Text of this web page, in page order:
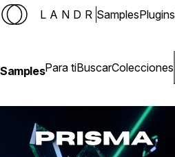
LANDR SamplesPlugins
SamplesPara tiBuscarColecciones